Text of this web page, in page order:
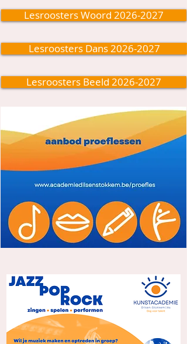
Lesroosters Woord 2026-2027
Lesroosters Dans 2026-2027
Lesroosters Beeld 2026-2027